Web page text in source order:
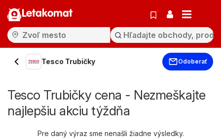
Letakomat
Tesco Trubičky Odoberať
Tesco Trubičky cena - Nezmeškajte
najlepšiu akciu týždňa
Pre daný výraz sme nenašli žiadne výsledky.